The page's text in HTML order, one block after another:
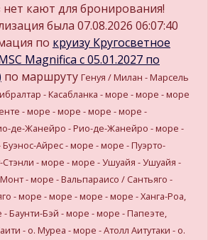
кают для бронирования!
была 07.08.2026 06:07:40
по круизу Кругосветное
Magnifica c 05.01.2027 по
по маршруту Генуя / Милан - Марсель
- Касабланка - море - море - море
- море - море - море - море -
де-Жанейро - Рио-де-Жанейро - море -
Айрес - море - море - Пуэрто-
- море - море - Ушуайя - Ушуайя -
- море - Вальпараисо / Сантьяго -
- море - море - море - море - Ханга-Роа,
Баунти-Бэй - море - море - Папеэте,
- о. Муреа - море - Атолл Аитутаки - о.